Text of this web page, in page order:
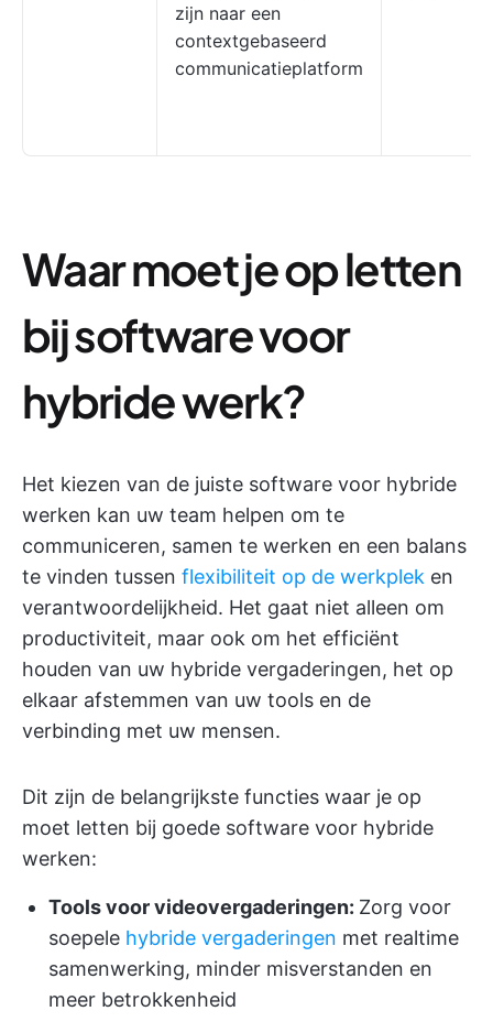
zijn naar een
contextgebaseerd
communicatieplatform
Waar moet je op letten
bij software voor
hybride werk?
Het kiezen van de juiste software voor hybride
werken kan uw team helpen om te
communiceren, samen te werken en een balans
te vinden tussen flexibiliteit op de werkplek en
verantwoordelijkheid. Het gaat niet alleen om
productiviteit, maar ook om het efficiënt
houden van uw hybride vergaderingen, het op
elkaar afstemmen van uw tools en de
verbinding met uw mensen.
Dit zijn de belangrijkste functies waar je op
moet letten bij goede software voor hybride
werken:
Tools voor videovergaderingen: Zorg voor
soepele hybride vergaderingen met realtime
samenwerking, minder misverstanden en
meer betrokkenheid